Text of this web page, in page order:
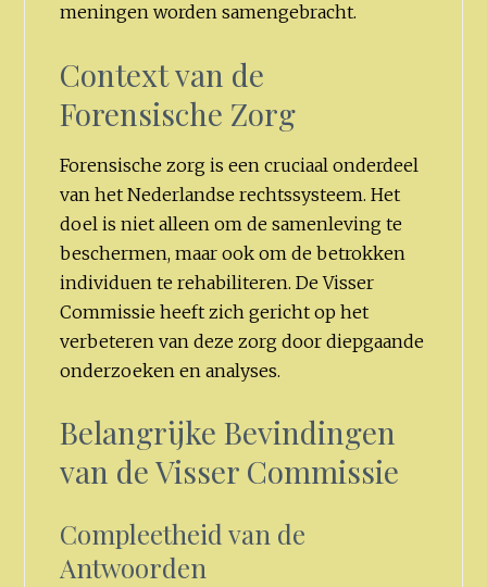
meningen worden samengebracht.
Context van de
Forensische Zorg
Forensische zorg is een cruciaal onderdeel
van het Nederlandse rechtssysteem. Het
doel is niet alleen om de samenleving te
beschermen, maar ook om de betrokken
individuen te rehabiliteren. De Visser
Commissie heeft zich gericht op het
verbeteren van deze zorg door diepgaande
onderzoeken en analyses.
Belangrijke Bevindingen
van de Visser Commissie
Compleetheid van de
Antwoorden